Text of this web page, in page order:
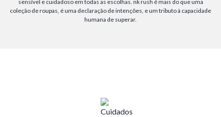
sensível e cuidadoso em todas as escolhas. nk rush é mais do que uma
coleção de roupas, é uma declaração de intenções, e um tributo à capacidade
humana de superar.